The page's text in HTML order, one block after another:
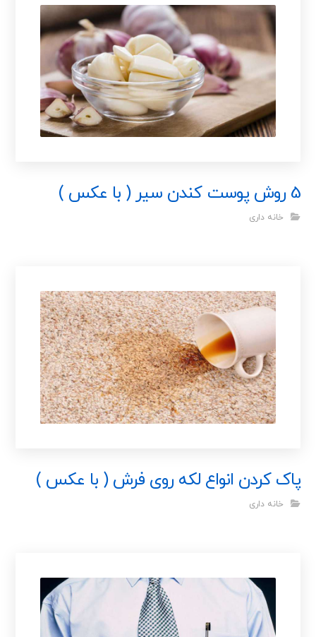
5 روش پوست کندن سیر ( با عکس )
خانه داری
پاک کردن انواع لکه روی فرش ( با عکس )
خانه داری